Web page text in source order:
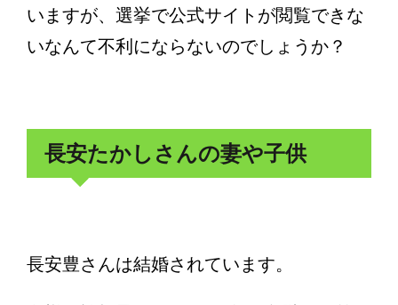
いますが、選挙で公式サイトが閲覧できな
いなんて不利にならないのでしょうか？
長安たかしさんの妻や子供
長安豊さんは結婚されています。